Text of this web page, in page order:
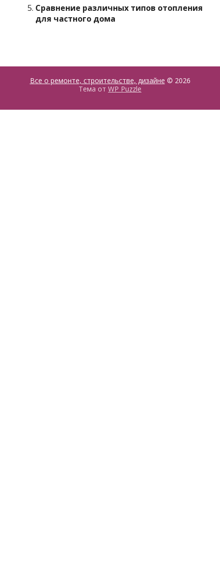
Сравнение различных типов отопления
для частного дома
Все о ремонте, строительстве, дизайне © 2026
Тема от WP Puzzle